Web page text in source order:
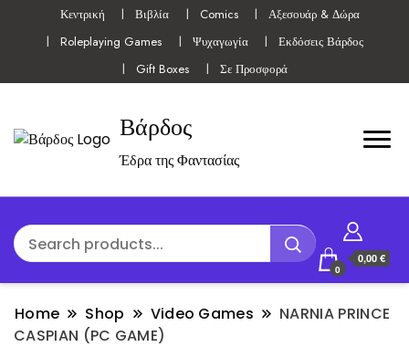
Κεντρική Βιβλία Comics
Αξεσουάρ & Δώρα
Roleplaying Games
Ψυχαγωγία
Εκδόσεις Βάρδος
Gift Boxes
Σε Προσφορά
Βάρδος
Έδρα της Φαντασίας
0
0,00 €
Home Shop Video Games
NARNIA PRINCE
CASPIAN (PC GAME)